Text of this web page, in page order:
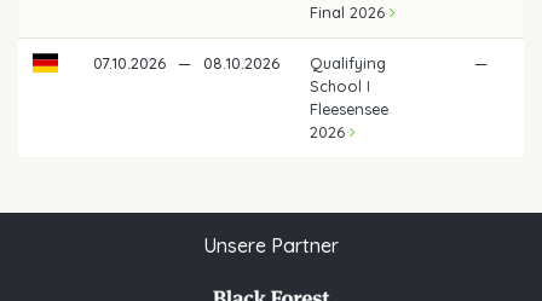
Final 2026
07.10.2026 — 08.10.2026
Qualifying
School I
Fleesensee
2026
—
Unsere Partner